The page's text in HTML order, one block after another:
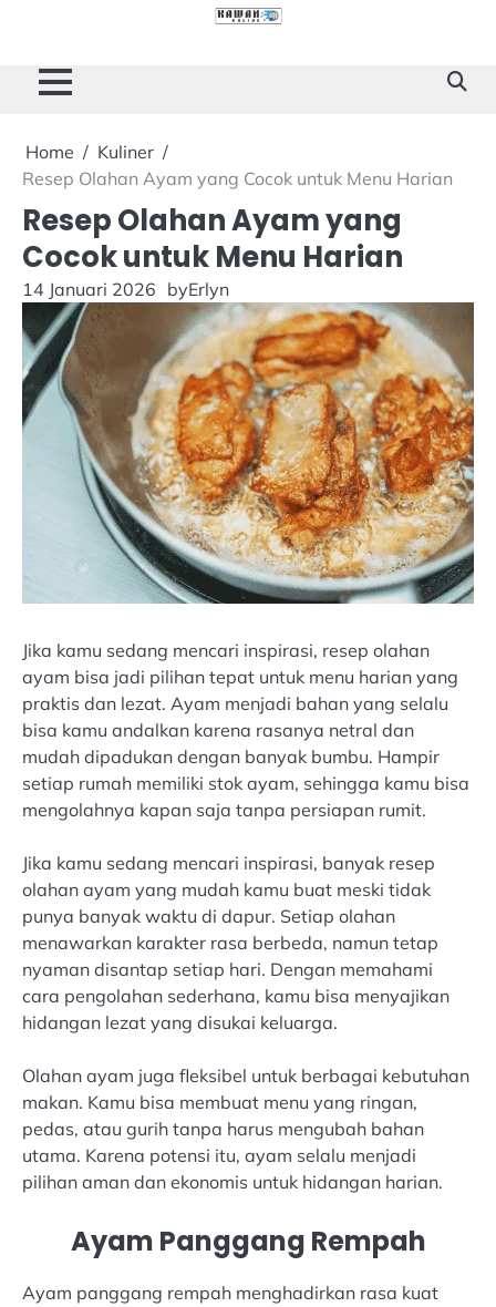
content
Home
Kuliner
Resep Olahan Ayam yang Cocok untuk Menu Harian
Resep Olahan Ayam yang
Cocok untuk Menu Harian
14 Januari 2026 byErlyn
Jika kamu sedang mencari inspirasi, resep olahan
ayam bisa jadi pilihan tepat untuk menu harian yang
praktis dan lezat. Ayam menjadi bahan yang selalu
bisa kamu andalkan karena rasanya netral dan
mudah dipadukan dengan banyak bumbu. Hampir
setiap rumah memiliki stok ayam, sehingga kamu bisa
mengolahnya kapan saja tanpa persiapan rumit.
Jika kamu sedang mencari inspirasi, banyak resep
olahan ayam yang mudah kamu buat meski tidak
punya banyak waktu di dapur. Setiap olahan
menawarkan karakter rasa berbeda, namun tetap
nyaman disantap setiap hari. Dengan memahami
cara pengolahan sederhana, kamu bisa menyajikan
hidangan lezat yang disukai keluarga.
Olahan ayam juga fleksibel untuk berbagai kebutuhan
makan. Kamu bisa membuat menu yang ringan,
pedas, atau gurih tanpa harus mengubah bahan
utama. Karena potensi itu, ayam selalu menjadi
pilihan aman dan ekonomis untuk hidangan harian.
Ayam Panggang Rempah
Ayam panggang rempah menghadirkan rasa kuat